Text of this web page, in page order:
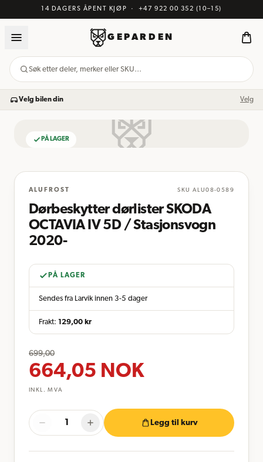
14 DAGERS ÅPENT KJØP · +47 922 00 352 (10–15)
GEPARDEN
Søk etter deler, merker eller SKU…
Velg bilen din Velg
PÅ LAGER
ALUFROST SKU ALU08-0589
Dørbeskytter dørlister SKODA
OCTAVIA IV 5D / Stasjonsvogn
2020-
PÅ LAGER
Sendes fra Larvik innen 3-5 dager
Frakt: 129,00 kr
699,00
664,05 NOK
INKL. MVA
Legg til kurv